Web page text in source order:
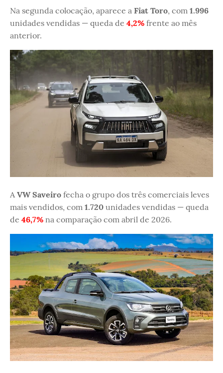
Na segunda colocação, aparece a Fiat Toro, com 1.996
unidades vendidas — queda de 4,2% frente ao mês
anterior.
A VW Saveiro fecha o grupo dos três comerciais leves
mais vendidos, com 1.720 unidades vendidas — queda
de 46,7% na comparação com abril de 2026.